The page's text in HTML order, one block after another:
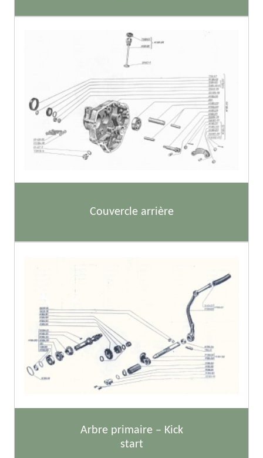
Couvercle arrière
Arbre primaire – Kick
start